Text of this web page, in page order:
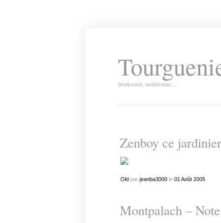
Irrationnel, molletonné…
Zenboy ce jardinier
Oldpar jeanba3000le 01 Août 2005
Montpalach –